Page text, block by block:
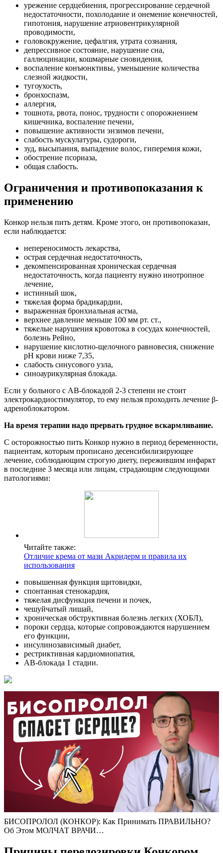
урежение сердцебиения, прогрессирование сердечной
недостаточности, похолодание и онемение конечностей,
гипотония, нарушение атриовентрикулярной
проводимости,
головокружение, цефалгия, утрата сознания,
депрессивное состояние, нарушение сна,
галлюцинации, кошмарные сновидения,
воспаление конъюнктивы, уменьшение количества
слезной жидкости,
тугоухость,
бронхоспазм,
аллергия,
тошнота, рвота, понос, трудности с опорожнением
кишечника, воспаление печени,
повышение активности энзимов печени,
слабость мускулатуры, судороги,
зуд, высыпания, выпадение волос, гиперемия кожи,
обострение псориаза,
общая слабость.
Ограничения и противопоказания к
применению
Конкор нельзя пить детям. Кроме этого, он противопоказан,
если наблюдается:
непереносимость лекарства,
острая сердечная недостаточность,
декомпенсированная хроническая сердечная
недостаточность, когда пациенту нужно инотропное
лечение,
истинный шок,
тяжелая форма брадикардии,
выраженная бронхиальная астма,
верхнее давление меньше 100 мм рт. ст.,
тяжелые нарушения кровотока в сосудах конечностей,
болезнь Рейно,
нарушение кислотно-щелочного равновесия, снижение
рН крови ниже 7,35,
слабость синусового узла,
синоаурикулярная блокада.
Если у больного с АВ-блокадой 2-3 степени не стоит
электрокардиостимулятор, то ему нельзя проходить лечение β-
адреноблокатором.
На время терапии надо прервать грудное вскармливание.
С осторожностью пить Конкор нужно в период беременности,
пациентам, которым прописано десенсибилизирующее
лечение, соблюдающим строгую диету, пережившим инфаркт
в последние 3 месяца или лицам, страдающим следующими
патологиями:
Читайте также:
Отличие крема от мази Акридерм и правила их
использования
повышенная функция щитовидки,
спонтанная стенокардия,
тяжелая дисфункция печени и почек,
чешуйчатый лишай,
хроническая обструктивная болезнь легких (ХОБЛ),
пороки сердца, которые сопровождаются нарушением
его функции,
инсулинозависимый диабет,
рестриктивная кардиомиопатия,
АВ-блокада 1 стадии.
БИСОПРОЛОЛ (КОНКОР): Как Принимать ПРАВИЛЬНО?
Об Этом МОЛЧАТ ВРАЧИ…